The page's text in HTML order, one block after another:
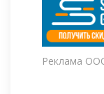
Реклама